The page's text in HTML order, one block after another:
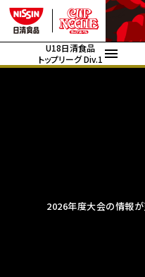
U18日清食品
トップリーグ Div.1
2026年度大会の情報が